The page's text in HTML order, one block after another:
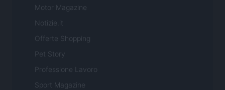
Motor Magazine
Notizie.it
Offerte Shopping
Pet Story
Professione Lavoro
Sport Magazine